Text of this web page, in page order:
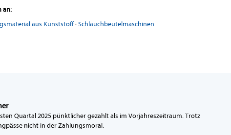
an:
aus Kunststoff·Schlauchbeutelmaschinen
Quartal 2025 pünktlicher gezahlt als im Vorjahreszeitraum. Trotz
nicht in der Zahlungsmoral.